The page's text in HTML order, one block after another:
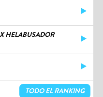
HELABUSADOR
TODO EL RANKING